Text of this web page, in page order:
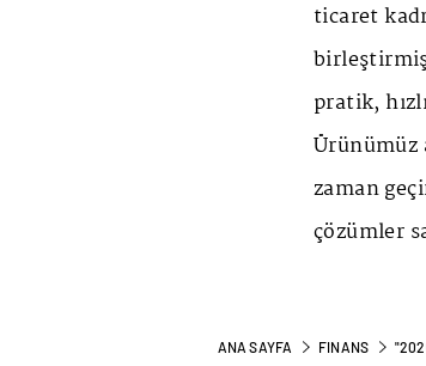
ticaret
pratik,
Ürünümüz
zaman
çözümler
ANA SAYFA FINANS